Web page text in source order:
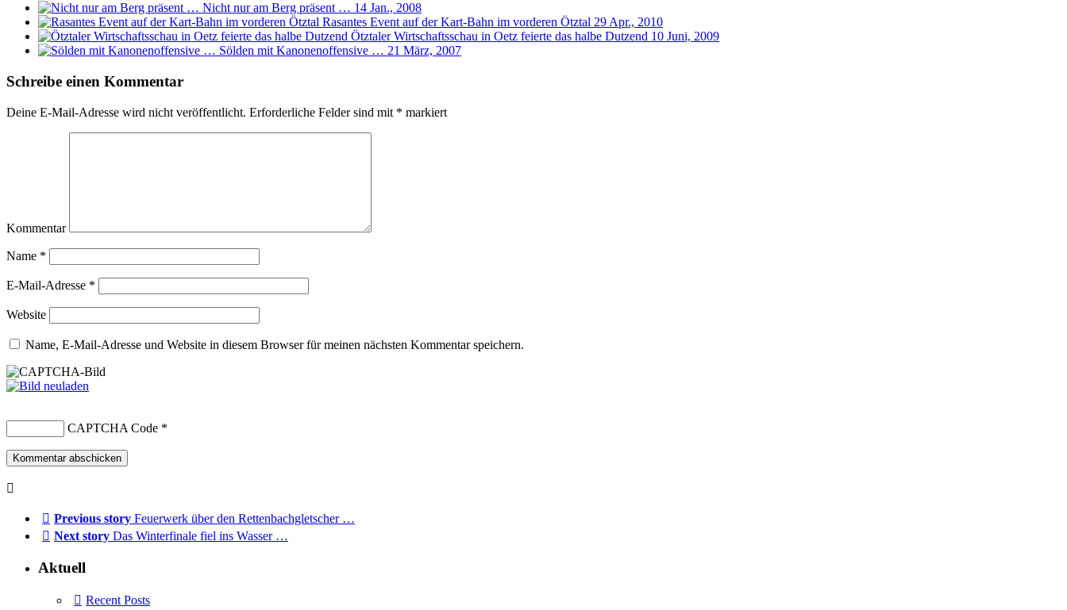
Nicht nur am Berg präsent … 14 Jan., 2008
Rasantes Event auf der Kart-Bahn im vorderen Ötztal 29 Apr., 2010
Ötztaler Wirtschaftsschau in Oetz feierte das halbe Dutzend 10 Juni, 2009
Sölden mit Kanonenoffensive … 21 März, 2007
Schreibe einen Kommentar
Deine E-Mail-Adresse wird nicht veröffentlicht. Erforderliche Felder sind mit * markiert
Kommentar
Name *
E-Mail-Adresse *
Website
Name, E-Mail-Adresse und Website in diesem Browser für meinen nächsten Kommentar speichern.
CAPTCHA Code *
Previous story Feuerwerk über den Rettenbachgletscher …
Next story Das Winterfinale fiel ins Wasser …
Aktuell
Recent Posts